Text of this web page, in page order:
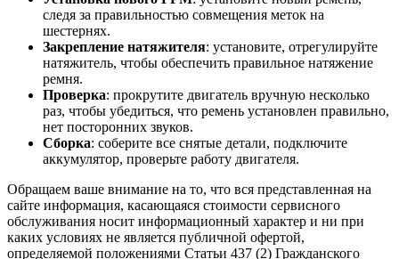
следя за правильностью совмещения меток на
шестернях.
Закрепление натяжителя: установите, отрегулируйте
натяжитель, чтобы обеспечить правильное натяжение
ремня.
Проверка: прокрутите двигатель вручную несколько
раз, чтобы убедиться, что ремень установлен правильно,
нет посторонних звуков.
Сборка: соберите все снятые детали, подключите
аккумулятор, проверьте работу двигателя.
Обращаем ваше внимание на то, что вся представленная на
сайте информация, касающаяся стоимости сервисного
обслуживания носит информационный характер и ни при
каких условиях не является публичной офертой,
определяемой положениями Статьи 437 (2) Гражданского